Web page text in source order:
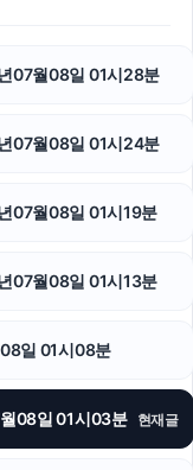
이혼소송
sns마케팅
주택담보대출
흥신소
07월08일 01시28분
07월08일 01시24분
07월08일 01시19분
07월08일 01시13분
일 01시08분
08일 01시03분 현재글